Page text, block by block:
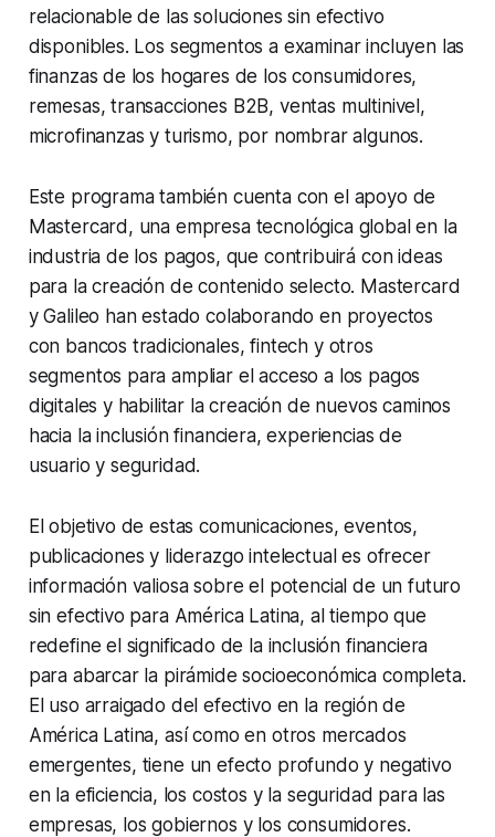
relacionable de las soluciones sin efectivo
disponibles. Los segmentos a examinar incluyen las
finanzas de los hogares de los consumidores,
remesas, transacciones B2B, ventas multinivel,
microfinanzas y turismo, por nombrar algunos.
Este programa también cuenta con el apoyo de
Mastercard, una empresa tecnológica global en la
industria de los pagos, que contribuirá con ideas
para la creación de contenido selecto. Mastercard
y Galileo han estado colaborando en proyectos
con bancos tradicionales, fintech y otros
segmentos para ampliar el acceso a los pagos
digitales y habilitar la creación de nuevos caminos
hacia la inclusión financiera, experiencias de
usuario y seguridad.
El objetivo de estas comunicaciones, eventos,
publicaciones y liderazgo intelectual es ofrecer
información valiosa sobre el potencial de un futuro
sin efectivo para América Latina, al tiempo que
redefine el significado de la inclusión financiera
para abarcar la pirámide socioeconómica completa.
El uso arraigado del efectivo en la región de
América Latina, así como en otros mercados
emergentes, tiene un efecto profundo y negativo
en la eficiencia, los costos y la seguridad para las
empresas, los gobiernos y los consumidores.